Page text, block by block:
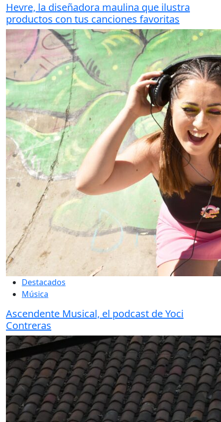
Hevre, la diseñadora maulina que ilustra
productos con tus canciones favoritas
Destacados
Música
Ascendente Musical, el podcast de Yoci
Contreras